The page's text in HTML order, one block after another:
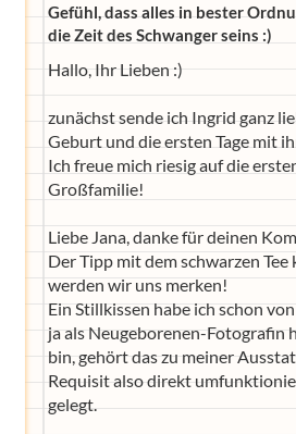
Gefühl, dass alles in bester
die Zeit des Schwanger seins :)
Hallo, Ihr Lieben :)
zunächst sende ich Ingrid ganz
Geburt und die ersten Tage mit
Ich freue mich riesig auf die
Großfamilie!
Liebe Jana, danke für deinen
Der Tipp mit dem schwarzen
werden wir uns merken!
Ein Stillkissen habe ich schon
ja als Neugeborenen-Fotografin
bin, gehört das zu meiner
Requisit also direkt
gelegt.